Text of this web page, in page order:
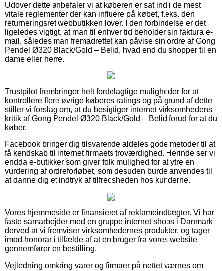
Udover dette anbefaler vi at køberen er sat ind i de mest
vitale reglementer der kan influere på købet, f.eks. den
returneringsret webbutikken lover. I den forbindelse er det
ligeledes vigtigt, at man til enhver tid beholder sin faktura e-
mail, således man fremadrettet kan påvise sin ordre af Gong
Pendel Ø320 Black/Gold – Belid, hvad end du shopper til en
dame eller herre.
Trustpilot frembringer helt fordelagtige muligheder for at
kontrollere flere øvrige køberes ratings og på grund af dette
stiller vi forslag om, at du besigtiger internet virksomhedens
kritik af Gong Pendel Ø320 Black/Gold – Belid forud for at du
køber.
Facebook bringer dig tilsvarende aldeles gode metoder til at
få kendskab til internet firmaets troværdighed. Herinde ser vi
endda e-butikker som giver folk mulighed for at ytre en
vurdering af ordreforløbet, som desuden burde anvendes til
at danne dig et indtryk af tilfredsheden hos kunderne.
Vores hjemmeside er finansieret af reklameindtægter. Vi har
faste samarbejder med en gruppe internet shops i Danmark
derved at vi fremviser virksomhedernes produkter, og tager
imod honorar i tilfælde af at en bruger fra vores website
gennemfører en bestilling.
Vejledning omkring varer og firmaer på nettet værnes om